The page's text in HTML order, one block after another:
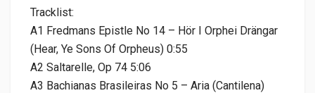
Tracklist:
A1 Fredmans Epistle No 14 – Hör I Orphei Drängar
(Hear, Ye Sons Of Orpheus) 0:55
A2 Saltarelle, Op 74 5:06
A3 Bachianas Brasileiras No 5 – Aria (Cantilena)